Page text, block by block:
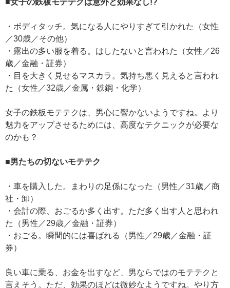
■女子の鉄板モテテクは意外と効果なし!?
・ボディタッチ。気になる人にやりすぎて引かれた（女性
／30歳／その他）
・露出の多い服を着る。はしたないと言われた（女性／26
歳／金融・証券）
・目を大きく見せるマスカラ。気持ち悪く見えると言われ
た（女性／32歳／金属・鉄鋼・化学）
女子の鉄板モテテクは、男心に響かないようですね。より
魅力をアップさせるためには、高度なテクニックが必要な
のかも？
■男たちの切ないモテテク
・車を購入した。まわりの足係になった（男性／31歳／商
社・卸）
・会計の際、おごるか多く出す。ただ多く出す人と思われ
た（男性／29歳／金融・証券）
・おごる。瞬間的には喜ばれる（男性／29歳／金融・証
券）
良い車に乗る、お金を出すなど、男ならではのモテテクと
言えそう。ただ、効果のほどは微妙なようですね。やり方